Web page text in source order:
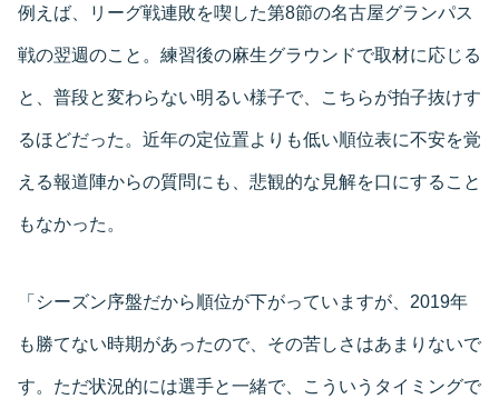
例えば、リーグ戦連敗を喫した第8節の名古屋グランパス
戦の翌週のこと。練習後の麻生グラウンドで取材に応じる
と、普段と変わらない明るい様子で、こちらが拍子抜けす
るほどだった。近年の定位置よりも低い順位表に不安を覚
える報道陣からの質問にも、悲観的な見解を口にすること
もなかった。
「シーズン序盤だから順位が下がっていますが、2019年
も勝てない時期があったので、その苦しさはあまりないで
す。ただ状況的には選手と一緒で、こういうタイミングで